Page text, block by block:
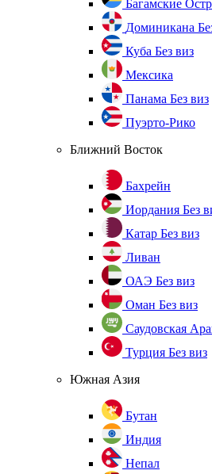
Багамские
Доминикана
Куба Без виз
Мексика
Панама Без виз
Пуэрто-Рико
Ближний Восток
Бахрейн
Иордания Без
Катар Без виз
Ливан
ОАЭ Без виз
Оман Без виз
Саудовская
Турция Без виз
Южная Азия
Бутан
Индия
Непал